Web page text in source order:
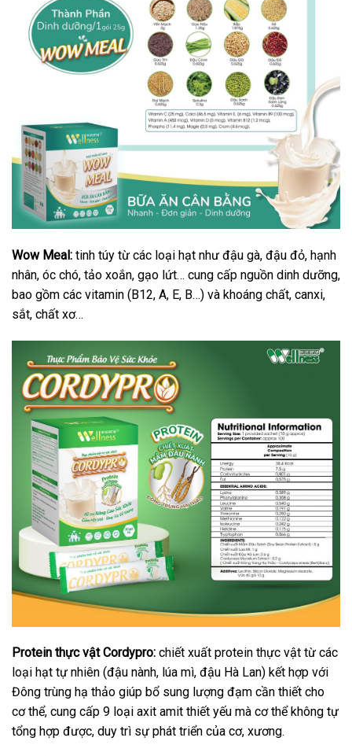
Wow Meal: tinh túy từ các loại hạt như đậu gà, đậu đỏ, hạnh
nhân, óc chó, tảo xoắn, gạo lứt… cung cấp nguồn dinh dưỡng,
bao gồm các vitamin (B12, A, E, B…) và khoáng chất, canxi,
sắt, chất xơ…
Protein thực vật Cordypro: chiết xuất protein thực vật từ các
loại hạt tự nhiên (đậu nành, lúa mì, đậu Hà Lan) kết hợp với
Đông trùng hạ thảo giúp bổ sung lượng đạm cần thiết cho
cơ thể, cung cấp 9 loại axit amit thiết yếu mà cơ thể không tự
tổng hợp được, duy trì sự phát triển của cơ, xương.